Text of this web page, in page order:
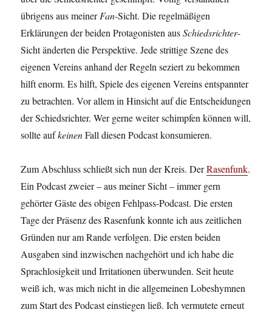
übrigens aus meinerFan-Sicht. Die regelmäßigen
Erklärungen der beiden Protagonisten ausSchiedsrichter-
Sicht änderten die Perspektive. Jede strittige Szene des
eigenen Vereins anhand der Regeln seziert zu bekommen
hilft enorm. Es hilft, Spiele des eigenen Vereins entspannter
zu betrachten. Vor allem in Hinsicht auf die Entscheidungen
der Schiedsrichter. Wer gerne weiter schimpfen können will,
sollte aufkeinenFall diesen Podcast konsumieren.
Zum Abschluss schließt sich nun der Kreis. DerRasenfunk.
Ein Podcast zweier – aus meiner Sicht – immer gern
gehörter Gäste des obigen Fehlpass-Podcast. Die ersten
Tage der Präsenz des Rasenfunk konnte ich aus zeitlichen
Gründen nur am Rande verfolgen. Die ersten beiden
Ausgaben sind inzwischen nachgehört und ich habe die
Sprachlosigkeit und Irritationen überwunden. Seit heute
weiß ich, was mich nicht in die allgemeinen Lobeshymnen
zum Start des Podcast einstiegen ließ. Ich vermutete erneut